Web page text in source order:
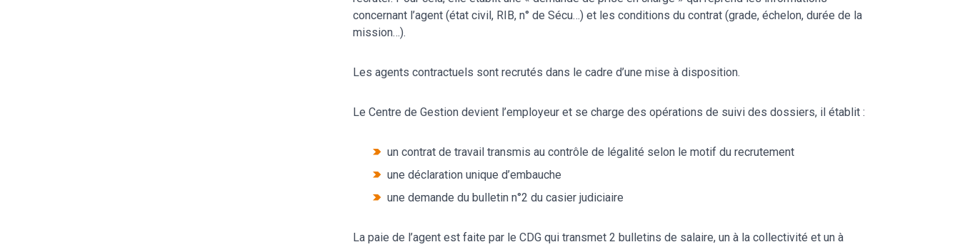
concernant l’agent (état civil, RIB, n° de Sécu…) et les conditions du contrat (grade, échelon, durée de la
mission…).
Les agents contractuels sont recrutés dans le cadre d’une mise à disposition.
Le Centre de Gestion devient l’employeur et se charge des opérations de suivi des dossiers, il établit :
un contrat de travail transmis au contrôle de légalité selon le motif du recrutement
une déclaration unique d’embauche
une demande du bulletin n°2 du casier judiciaire
La paie de l’agent est faite par le CDG qui transmet 2 bulletins de salaire, un à la collectivité et un à